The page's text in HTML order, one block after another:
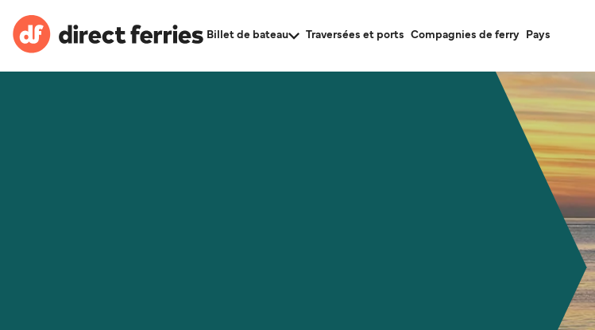
Billet de bateau Traversées et ports Compagnies de ferry Pays